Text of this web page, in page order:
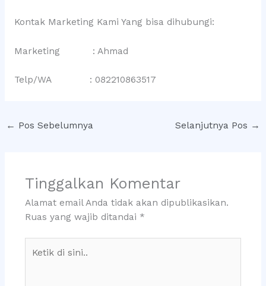
Kontak Marketing Kami Yang bisa dihubungi:
Marketing : Ahmad
Telp/WA : 082210863517
← Pos Sebelumnya Selanjutnya Pos →
Tinggalkan Komentar
Alamat email Anda tidak akan dipublikasikan.
Ruas yang wajib ditandai *